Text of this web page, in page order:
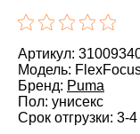
Артикул:
Модель:
Бренд: Puma
Пол: унисекс
Срок отгрузки: 3-